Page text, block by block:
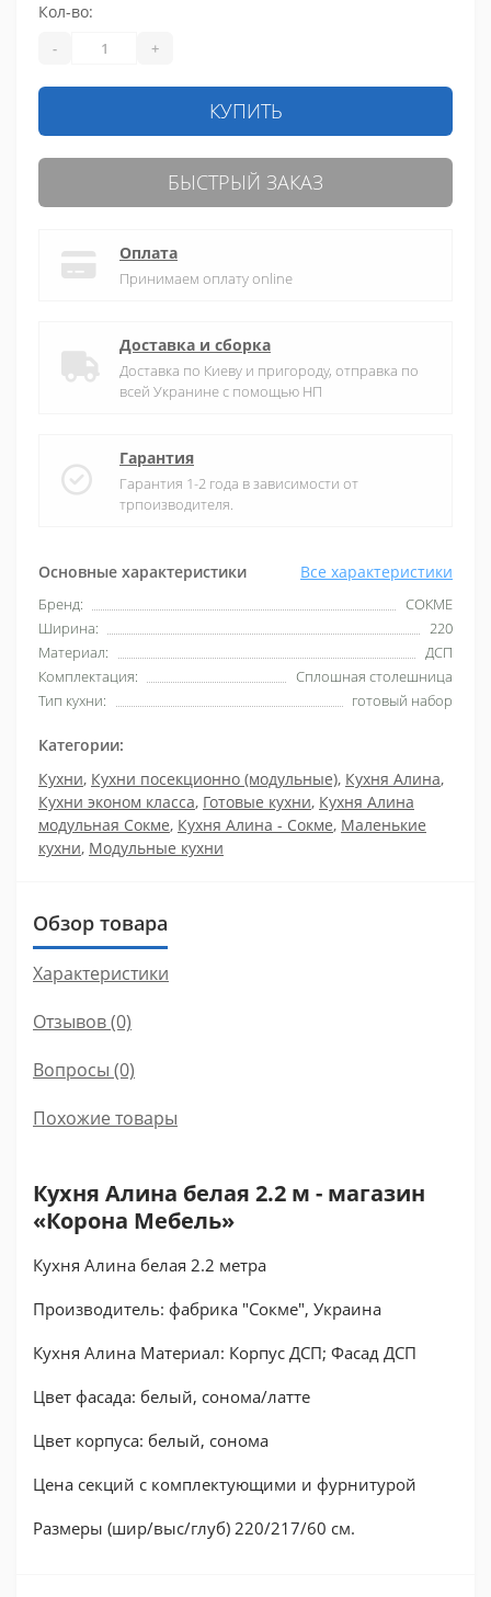
Основные характеристики Все характеристики
Бренд:
СОКМЕ
Ширина:
220
Материал:
ДСП
Комплектация:
Сплошная столешница
Тип кухни:
готовый набор
Категории:
Кухни, Кухни посекционно (модульные), Кухня Алина,
Кухни эконом класса, Готовые кухни, Кухня Алина
модульная Сокме, Кухня Алина - Сокме, Маленькие
кухни, Модульные кухни
Кол-во:
- +
КУПИТЬ
БЫСТРЫЙ ЗАКАЗ
Оплата
Принимаем оплату online
Доставка и сборка
Доставка по Киеву и пригороду, отправка по
всей Укранине с помощью НП
Гарантия
Гарантия 1-2 года в зависимости от
трпоизводителя.
Обзор товара
Характеристики
Отзывов (0)
Вопросы (0)
Похожие товары
Кухня Алина белая 2.2 м - магазин
«Корона Мебель»
Кухня Алина белая 2.2 метра
Производитель: фабрика "Сокме", Украина
Кухня Алина Материал: Корпус ДСП; Фасад ДСП
Цвет фасада: белый, сонома/латте
Цвет корпуса: белый, сонома
Цена секций с комплектующими и фурнитурой
Размеры (шир/выс/глуб) 220/217/60 см.